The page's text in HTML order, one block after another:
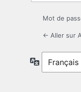
Mot de
← Aller sur
Langue